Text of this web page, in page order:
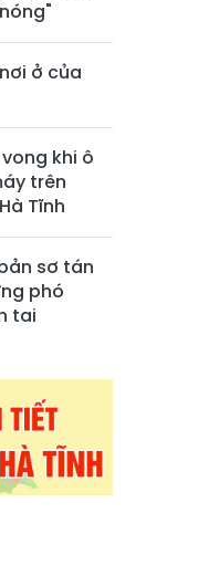
ở của
khi ô
trên
Tĩnh
sơ tán
phó
tai